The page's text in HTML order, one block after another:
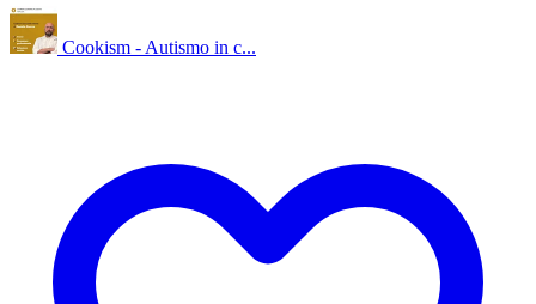
Cookism - Autismo in c...